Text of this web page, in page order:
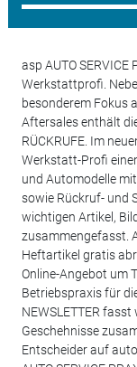
asp AUTO
Werkstattprofi.
besonderem Fokus
Aftersales enthält
RÜCKRUFE. Im
Werkstatt-Profi
und Automodelle
sowie Rückruf- und
wichtigen Artikel,
zusammengefasst.
Heftartikel gratis
Online-Angebot um
Betriebspraxis für
NEWSLETTER
Geschehnisse
Entscheider auf